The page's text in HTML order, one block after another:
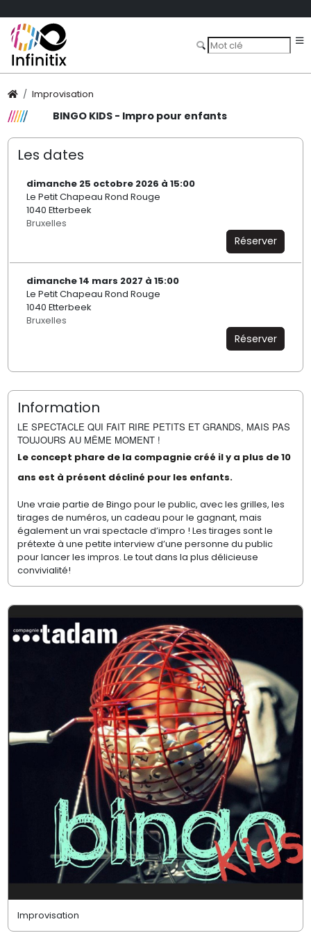
Improvisation
BINGO KIDS - Impro pour enfants
Les dates
dimanche 25 octobre 2026 à 15:00
Le Petit Chapeau Rond Rouge
1040 Etterbeek
Bruxelles
Réserver
dimanche 14 mars 2027 à 15:00
Le Petit Chapeau Rond Rouge
1040 Etterbeek
Bruxelles
Réserver
Information
LE SPECTACLE QUI FAIT RIRE PETITS ET GRANDS, MAIS PAS
TOUJOURS AU MÊME MOMENT !
Le concept phare de la compagnie créé il y a plus de 10
ans est à présent décliné pour les enfants.
Une vraie partie de Bingo pour le public, avec les grilles, les
tirages de numéros, un cadeau pour le gagnant, mais
également un vrai spectacle d’impro ! Les tirages sont le
prétexte à une petite interview d’une personne du public
pour lancer les impros. Le tout dans la plus délicieuse
convivialité!
Improvisation